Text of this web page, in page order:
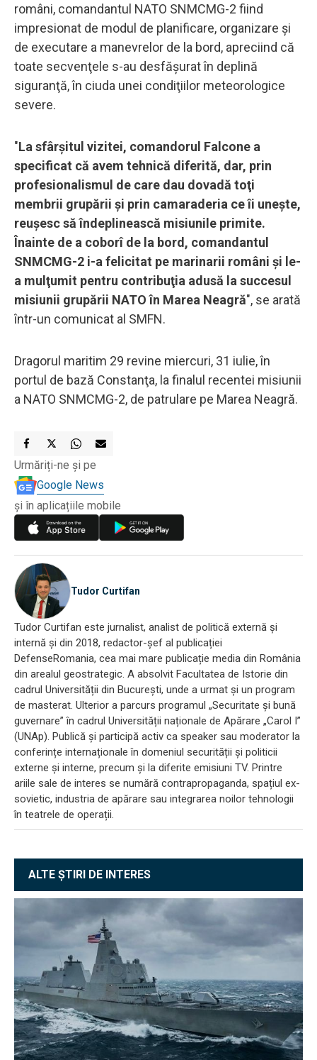
români, comandantul NATO SNMCMG-2 fiind
impresionat de modul de planificare, organizare şi
de executare a manevrelor de la bord, apreciind că
toate secvenţele s-au desfăşurat în deplină
siguranţă, în ciuda unei condiţiilor meteorologice
severe.
"La sfârşitul vizitei, comandorul Falcone a
specificat că avem tehnică diferită, dar, prin
profesionalismul de care dau dovadă toţi
membrii grupării şi prin camaraderia ce îi uneşte,
reuşesc să îndeplinească misiunile primite.
Înainte de a coborî de la bord, comandantul
SNMCMG-2 i-a felicitat pe marinarii români şi le-
a mulţumit pentru contribuţia adusă la succesul
misiunii grupării NATO în Marea Neagră", se arată
într-un comunicat al SMFN.
Dragorul maritim 29 revine miercuri, 31 iulie, în
portul de bază Constanţa, la finalul recentei misiunii
a NATO SNMCMG-2, de patrulare pe Marea Neagră.
Urmăriți-ne și pe
Google News
și în aplicațiile mobile
Tudor Curtifan
Tudor Curtifan este jurnalist, analist de politică externă și
internă și din 2018, redactor-șef al publicației
DefenseRomania, cea mai mare publicație media din România
din arealul geostrategic. A absolvit Facultatea de Istorie din
cadrul Universității din București, unde a urmat și un program
de masterat. Ulterior a parcurs programul „Securitate și bună
guvernare” în cadrul Universității naționale de Apărare „Carol I”
(UNAp). Publică și participă activ ca speaker sau moderator la
conferințe internaționale în domeniul securității și politicii
externe și interne, precum și la diferite emisiuni TV. Printre
ariile sale de interes se numără contrapropaganda, spațiul ex-
sovietic, industria de apărare sau integrarea noilor tehnologii
în teatrele de operații.
ALTE ȘTIRI DE INTERES